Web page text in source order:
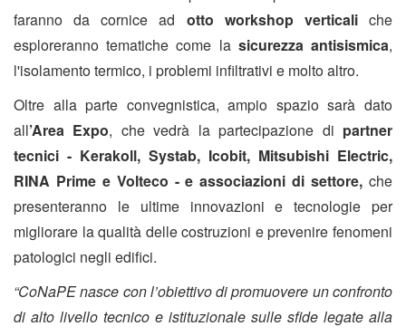
faranno da cornice ad
otto workshop verticali che
esploreranno tematiche come la sicurezza antisismica,
l'isolamento termico, i problemi infiltrativi e molto altro.
Oltre alla parte convegnistica, ampio spazio sarà dato
all’Area Expo, che vedrà la partecipazione di partner
tecnici - Kerakoll, Systab, Icobit, Mitsubishi Electric,
RINA Prime e Volteco - e associazioni di settore, che
presenteranno le ultime innovazioni e tecnologie per
migliorare la qualità delle costruzioni e prevenire fenomeni
patologici negli edifici.
“CoNaPE nasce con l’obiettivo di promuovere un confronto
di alto livello tecnico e istituzionale sulle sfide legate alla